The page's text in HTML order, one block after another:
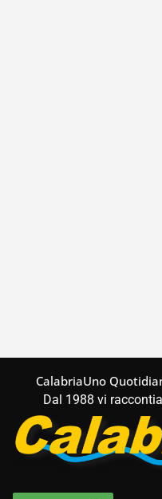
contenuto
CalabriaUno
Dal 1988 vi